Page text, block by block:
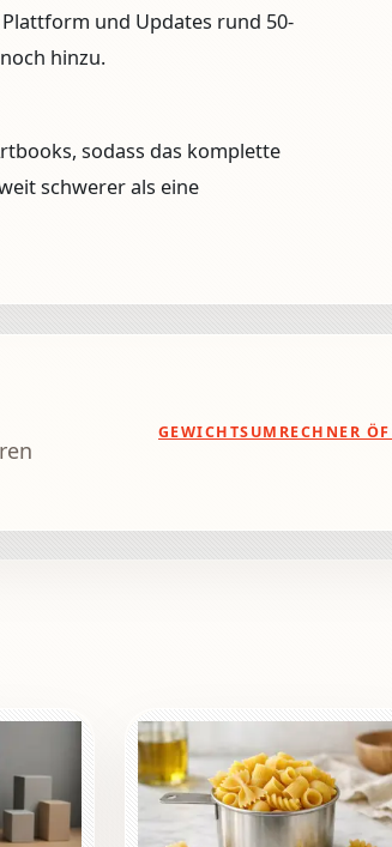
und Updates rund 50-
hinzu.
sodass das komplette
schwerer als eine
GEWICHTSUMRECHNER